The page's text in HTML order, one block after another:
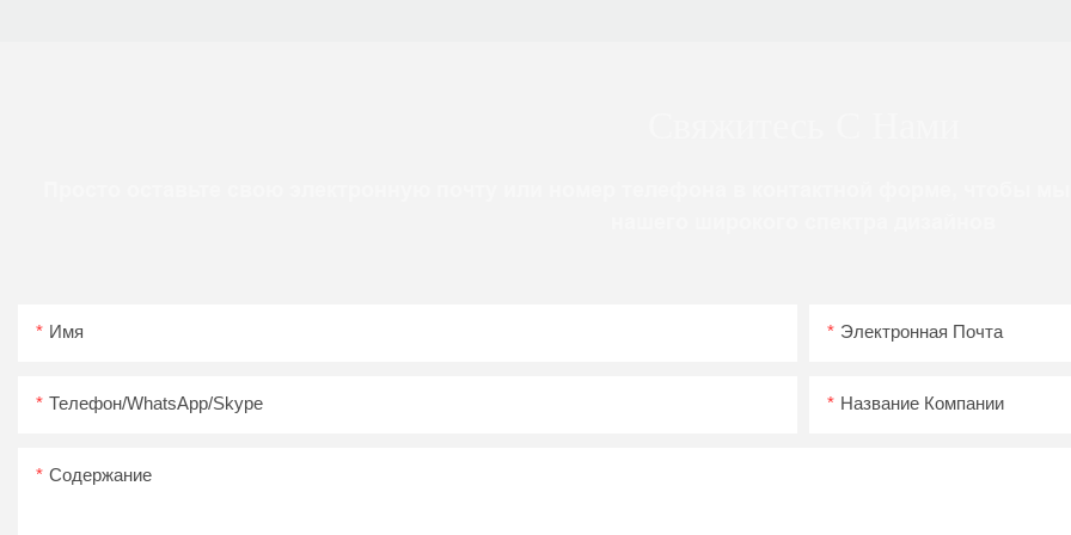
Имя Электронная Почта
Телефон/WhatsApp/Skype Название Компании
Содержание